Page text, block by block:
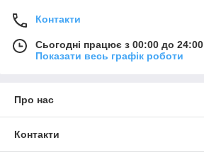
Контакти
Сьогодні працює з 00:00 до 24:00
Показати весь графік роботи
Про нас
Контакти